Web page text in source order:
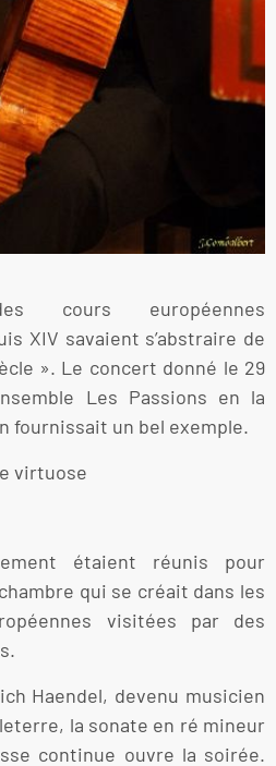
cours européennes
XIV savaient s’abstraire de
». Le concert donné le 29
Les Passions en la
fournissait un bel exemple.
virtuose
étaient réunis pour
qui se créait dans les
visitées par des
Haendel, devenu musicien
la sonate en ré mineur
continue ouvre la soirée.